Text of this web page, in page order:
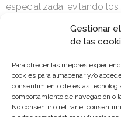
Gestionar
de las
Para ofrecer las mejores
cookies para almacenar y/o
consentimiento de estas
comportamiento de navegación o
No consentir o retirar el
especializada, evitando
solución de conflictos.
CEV y, siempre que se
naturaleza del contrato,
sometimiento a la
complementario de otros